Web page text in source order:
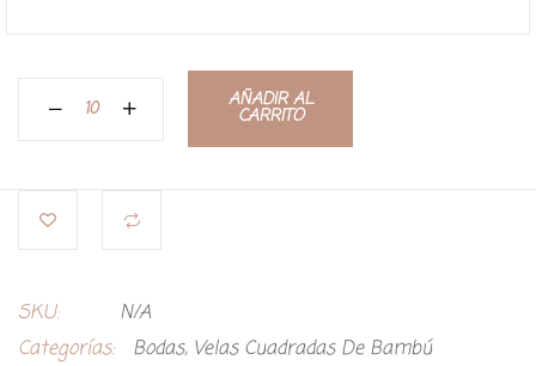
AÑADIR AL
CARRITO
SKU:
N/A
Categorías:
Bodas, Velas Cuadradas De Bambú